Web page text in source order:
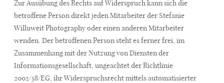
Zur Ausübung des Rechts auf Widerspruch kann sich die
betroffene Person direkt jeden Mitarbeiter der Stefanie
Willuweit Photography oder einen anderen Mitarbeiter
wenden. Der betroffenen Person steht es ferner frei, im
Zusammenhang mit der Nutzung von Diensten der
Informationsgesellschaft, ungeachtet der Richtlinie
2002/58/EG, ihr Widerspruchsrecht mittels automatisierter